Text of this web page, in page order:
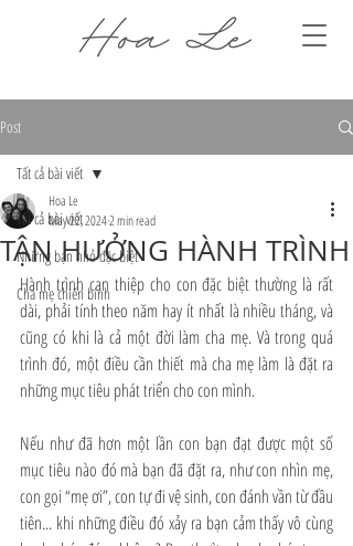
Post
Tất cả bài viết
Những bạn nhỏ đặc biệt
Cha mẹ chiến binh
Tất cả bài viết
TẬN HƯỞNG HÀNH TRÌNH
Hoa Le
May 22, 20242 min read
Hành trình can thiệp cho con đặc biệt thường là rất
dài, phải tính theo năm hay ít nhất là nhiều tháng, và
cũng có khi là cả một đời làm cha mẹ. Và trong quá
trình đó, một điều cần thiết mà cha mẹ làm là đặt ra
những mục tiêu phát triển cho con mình.
Nếu như đã hơn một lần con bạn đạt được một số
mục tiêu nào đó mà bạn đã đặt ra, như con nhìn mẹ,
con gọi “mẹ ơi”, con tự đi vệ sinh, con đánh vần từ đầu
tiên... khi những điều đó xảy ra bạn cảm thấy vô cùng